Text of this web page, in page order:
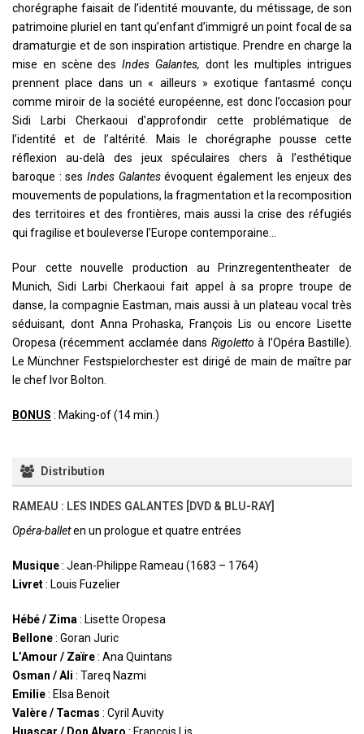
chorégraphe faisait de l’identité mouvante, du métissage, de son
patrimoine pluriel en tant qu’enfant d’immigré un point focal de sa
dramaturgie et de son inspiration artistique. Prendre en charge la
mise en scène desIndes Galantes, dont les multiples intrigues
prennent place dans un « ailleurs » exotique fantasmé conçu
comme miroir de la société européenne, est donc l’occasion pour
Sidi Larbi Cherkaoui d’approfondir cette problématique de
l’identité et de l’altérité. Mais le chorégraphe pousse cette
réflexion au-delà des jeux spéculaires chers à l’esthétique
baroque : ses Indes Galantesévoquent également les enjeux des
mouvements de populations, la fragmentation et la recomposition
des territoires et des frontières, mais aussi la crise des réfugiés
qui fragilise et bouleverse l’Europe contemporaine…
Pour cette nouvelle production au Prinzregententheater de
Munich, Sidi Larbi Cherkaoui fait appel à sa propre troupe de
danse, la compagnie Eastman, mais aussi à un plateau vocal très
séduisant, dont Anna Prohaska, François Lis ou encore Lisette
Oropesa (récemment acclamée dans Rigoletto à l’Opéra Bastille).
Le Münchner Festspielorchester est dirigé de main de maître par
le chef Ivor Bolton.
BONUS : Making-of (14 min.)
Distribution
RAMEAU : LES INDES GALANTES [DVD & BLU-RAY]
Opéra-balleten un prologue et quatre entrées
Musique: Jean-Philippe Rameau (1683 – 1764)
Livret: Louis Fuzelier
Hébé / Zima : Lisette Oropesa
Bellone: Goran Juric
L’Amour / Zaïre: Ana Quintans
Osman / Ali : Tareq Nazmi
Emilie: Elsa Benoit
Valère / Tacmas : Cyril Auvity
Huascar / Don Alvaro : François Lis